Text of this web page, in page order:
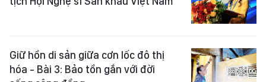
Giữ hồn di sản giữa cơn lốc đô thị
hóa - Bài 3: Bảo tồn gắn với đời